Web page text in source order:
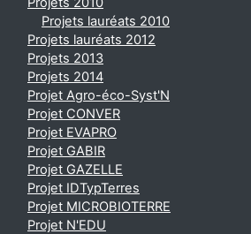
Projets lauréats 2010
Projets lauréats 2012
Projets 2013
Projets 2014
Projet Agro-éco-Syst'N
Projet CONVER
Projet EVAPRO
Projet GABIR
Projet GAZELLE
Projet IDTypTerres
Projet MICROBIOTERRE
Projet N'EDU